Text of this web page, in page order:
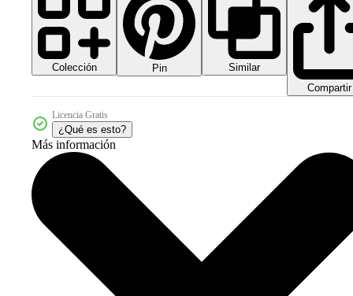
Colección Pin
Similar
Compartir
Licencia Gratis
¿Qué es esto?
Más información